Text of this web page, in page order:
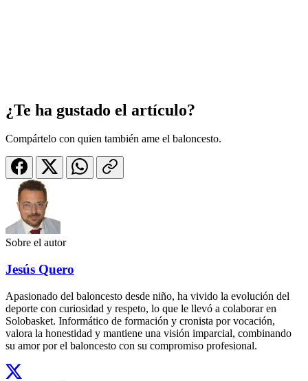
¿Te ha gustado el artículo?
Compártelo con quien también ame el baloncesto.
Sobre el autor
Jesús Quero
Apasionado del baloncesto desde niño, ha vivido la evolución del
deporte con curiosidad y respeto, lo que le llevó a colaborar en
Solobasket. Informático de formación y cronista por vocación,
valora la honestidad y mantiene una visión imparcial, combinando
su amor por el baloncesto con su compromiso profesional.